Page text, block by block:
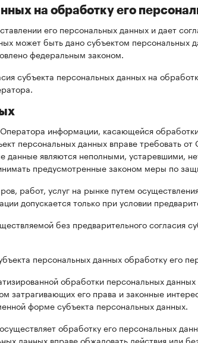
на обработку его
его персональных данных и дает
может быть дано субъектом
федеральным законом.
субъекта персональных данных на
информации, касающейся
персональных данных вправе требовать
данные являются неполными, устаревшими,
предусмотренные законом меры по
работ, услуг на рынке путем
допускается только при условии
без предварительного согласия
персональных данных обработку его
обработки персональных
затрагивающих его права и законные
форме субъекта персональных данных.
обработку его персональных
данных вправе обжаловать действия или